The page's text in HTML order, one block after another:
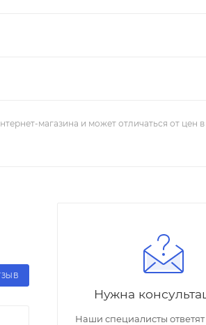
магазина и может отличаться от цен
Нужна
Наши специалисты